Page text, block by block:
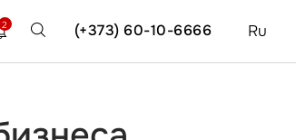
Ru
(+373) 60-10-6666
2